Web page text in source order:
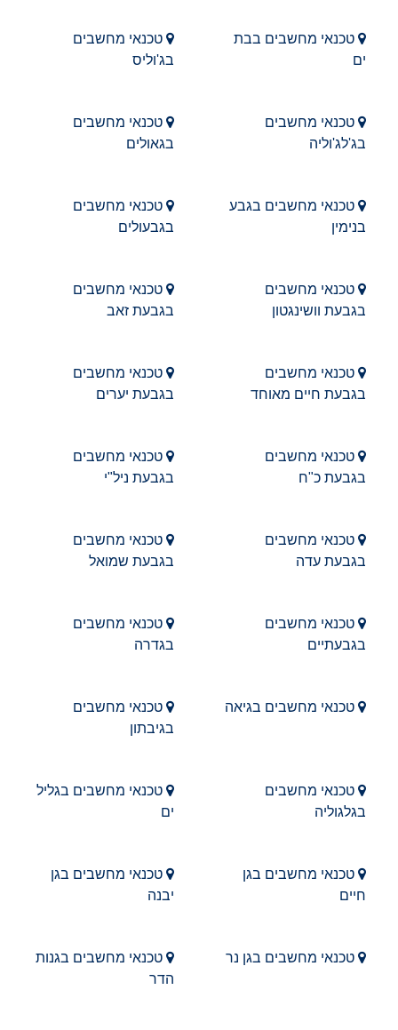
טכנאי מחשבים בבת
ים
טכנאי מחשבים
בג'וליס
טכנאי מחשבים
בג'לג'וליה
טכנאי מחשבים
בגאולים
טכנאי מחשבים בגבע
בנימין
טכנאי מחשבים
בגבעולים
טכנאי מחשבים
בגבעת וושינגטון
טכנאי מחשבים
בגבעת זאב
טכנאי מחשבים
בגבעת חיים מאוחד
טכנאי מחשבים
בגבעת יערים
טכנאי מחשבים
בגבעת כ"ח
טכנאי מחשבים
בגבעת ניל"י
טכנאי מחשבים
בגבעת עדה
טכנאי מחשבים
בגבעת שמואל
טכנאי מחשבים
בגבעתיים
טכנאי מחשבים
בגדרה
טכנאי מחשבים בגיאה
טכנאי מחשבים
בגיבתון
טכנאי מחשבים
בגלגוליה
טכנאי מחשבים בגליל
ים
טכנאי מחשבים בגן
חיים
טכנאי מחשבים בגן
יבנה
טכנאי מחשבים בגן נר
טכנאי מחשבים בגנות
הדר